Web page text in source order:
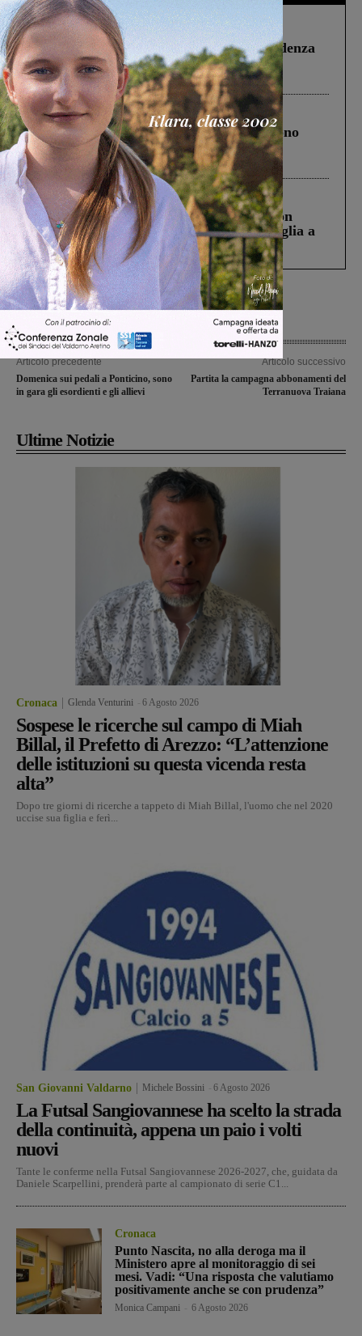
Figline Incisa Valdarno 1 Agosto 2026
Piscina di Figline finanziata oltre la scadenza
Pnrr, il gruppo di Fratelli d’Italia: “Un
ringraziamento al Governo”
Cronaca 4 Agosto 2026
Un anno fa la strage in A1 in cui morirono
Gianni, Giulia e Franco. Lo schianto, il
processo, lo stop ai sorpassi fra tir....
Cronaca 3 Agosto 2026
Scomparso da una struttura di Castiglion
Fiorentino l’uomo che aveva ucciso la figlia a
Levane nel 2020
Articolo precedente
Domenica sui pedali a Ponticino, sono
in gara gli esordienti e gli allievi
Articolo successivo
Partita la campagna abbonamenti del
Terranuova Traiana
Ultime Notizie
Cronaca Glenda Venturini 6 Agosto 2026
Sospese le ricerche sul campo di Miah
Billal, il Prefetto di Arezzo: “L’attenzione
delle istituzioni su questa vicenda resta
alta”
Dopo tre giorni di ricerche a tappeto di Miah Billal, l'uomo che nel 2020
uccise sua figlia e ferì...
San Giovanni Valdarno Michele Bossini 6 Agosto 2026
La Futsal Sangiovannese ha scelto la strada
della continuità, appena un paio i volti
nuovi
Tante le conferme nella Futsal Sangiovannese 2026-2027, che, guidata da
Daniele Scarpellini, prenderà parte al campionato di serie C1...
Cronaca
Punto Nascita, no alla deroga ma il
Ministero apre al monitoraggio di sei
mesi. Vadi: “Una risposta che valutiamo
positivamente anche se con prudenza”
Monica Campani 6 Agosto 2026